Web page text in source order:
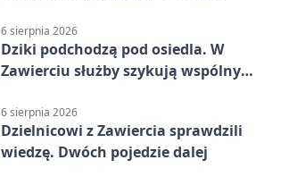
6 sierpnia 2026
Dziki podchodzą pod osiedla. W
Zawierciu służby szykują wspólny
6 sierpnia 2026
Dzielnicowi z Zawiercia sprawdzili
wiedzę. Dwóch pojedzie dalej